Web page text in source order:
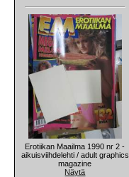
Erotiikan Maailma 1990 nr 2 -
aikuisviihdelehti / adult graphics
magazine
Näytä